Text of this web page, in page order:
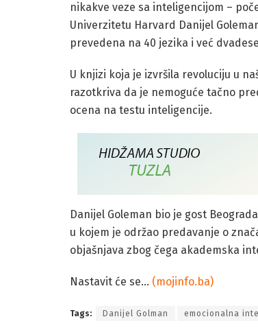
nikakve veze sa inteligencijom –
Univerzitetu Harvard Danijel
prevedena na 40 jezika i već
U knjizi koja je izvršila revoluciju u
razotkriva da je nemoguće tačno
ocena na testu inteligencije.
Danijel Goleman bio je gost
u kojem je održao predavanje o
objašnjava zbog čega akademska
Nastavit će se… (mojinfo.ba)
Tags: Danijel Golman emocionalna